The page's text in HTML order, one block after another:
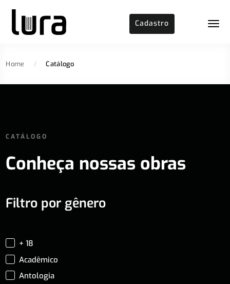
Cadastro
Home / Catálogo
CATÁLOGO
Conheça nossas obras
Filtro por gênero
+ 18
Acadêmico
Antologia